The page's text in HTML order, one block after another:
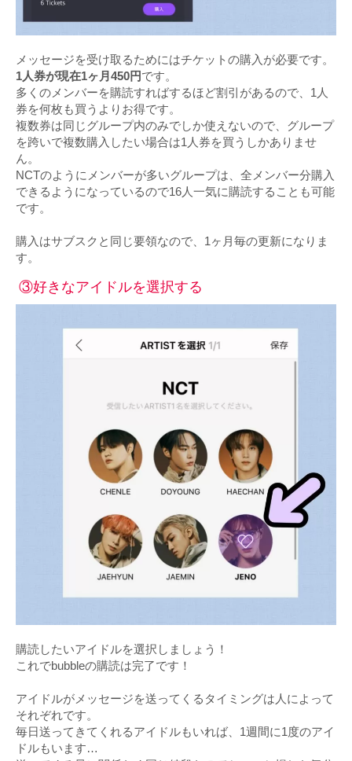
メッセージを受け取るためにはチケットの購入が必要です。
1人券が現在1ヶ月450円です。
多くのメンバーを購読すればするほど割引があるので、1人
券を何枚も買うよりお得です。
複数券は同じグループ内のみでしか使えないので、グループ
を跨いで複数購入したい場合は1人券を買うしかありませ
ん。
NCTのようにメンバーが多いグループは、全メンバー分購入
できるようになっているので16人一気に購読することも可能
です。
購入はサブスクと同じ要領なので、1ヶ月毎の更新になりま
す。
③好きなアイドルを選択する
購読したいアイドルを選択しましょう！
これでbubbleの購読は完了です！
アイドルがメッセージを送ってくるタイミングは人によって
それぞれです。
毎日送ってきてくれるアイドルもいれば、1週間に1度のアイ
ドルもいます…